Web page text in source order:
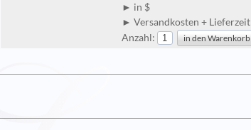
► in $
► Versandkosten + Lieferzeit
Anzahl: